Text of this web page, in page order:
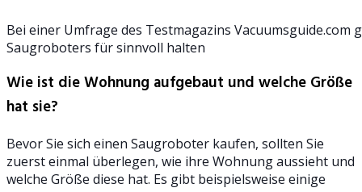
Bei einer Umfrage des Testmagazins
Saugroboters für sinnvoll halten
Wie ist die Wohnung aufgebaut und welche Größe
hat sie?
Bevor Sie sich einen Saugroboter kaufen, sollten Sie
zuerst einmal überlegen, wie ihre Wohnung aussieht und
welche Größe diese hat. Es gibt beispielsweise einige